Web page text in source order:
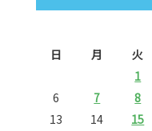
日
月 火
1
6
7 8
13
14 15